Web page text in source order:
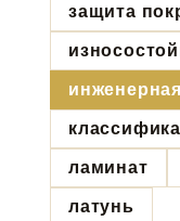
защита
ламинат
латунь